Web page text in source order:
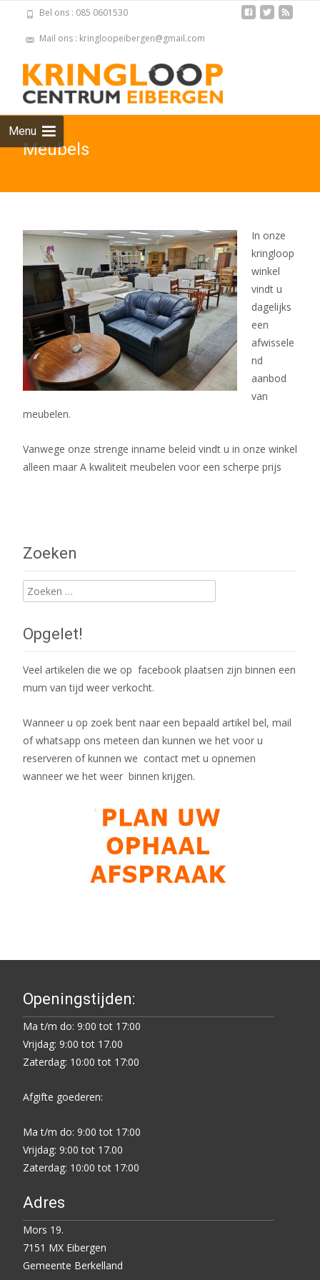
Bel ons : 085 0601530
Mail ons : kringloopeibergen@gmail.com
Menu
Meubels
In onze
kringloop
winkel
vindt u
dagelijks
een
afwissele
nd
aanbod
van
meubelen.
Vanwege onze strenge inname beleid vindt u in onze winkel
alleen maar A kwaliteit meubelen voor een scherpe prijs
Zoeken
Zoeken
naar:
Opgelet!
Veel artikelen die we op facebook plaatsen zijn binnen een
mum van tijd weer verkocht.
Wanneer u op zoek bent naar een bepaald artikel bel, mail
of whatsapp ons meteen dan kunnen we het voor u
reserveren of kunnen we contact met u opnemen
wanneer we het weer binnen krijgen.
Openingstijden:
Ma t/m do: 9:00 tot 17:00
Vrijdag: 9:00 tot 17.00
Zaterdag: 10:00 tot 17:00
Afgifte goederen:
Ma t/m do: 9:00 tot 17:00
Vrijdag: 9:00 tot 17.00
Zaterdag: 10:00 tot 17:00
Adres
Mors 19.
7151 MX Eibergen
Gemeente Berkelland